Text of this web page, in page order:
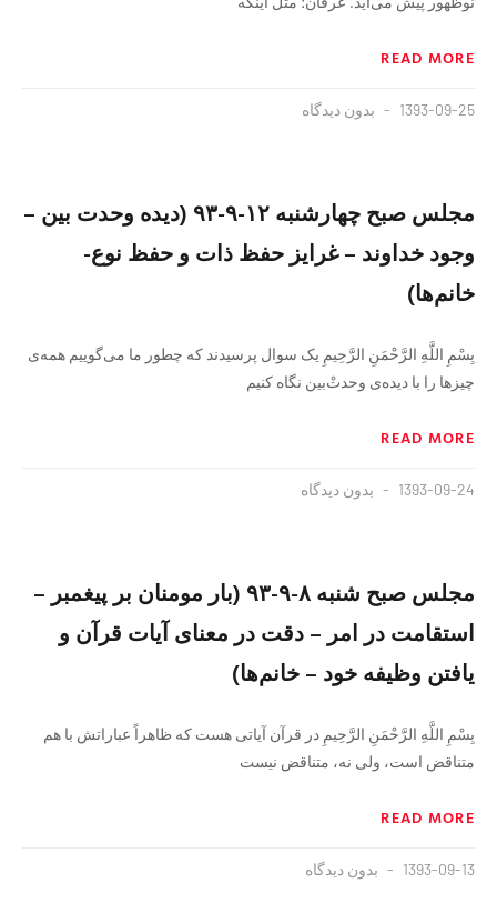
READ MORE
1393-09-25 بدون دیدگاه
مجلس صبح چهارشنبه ۱۲-۹-۹۳ (دیده وحدت بین –
وجود خداوند – غرایز حفظ ذات و حفظ نوع-
خانم‌ها)
بِسْمِ اللَّهِ الرَّحْمَنِ الرَّحِيمِ یک سوال پرسیدند که چطور ما می‌گوییم همه‌ی
چیزها را با دیده‌ی وحدت‌ْبین نگاه کنیم
READ MORE
1393-09-24 بدون دیدگاه
مجلس صبح شنبه ۸-۹-۹۳ (بار مومنان بر پیغمبر –
استقامت در امر – دقت در معنای آیات قرآن و
یافتن وظیفه خود – خانم‌ها)
بِسْمِ اللَّهِ الرَّحْمَنِ الرَّحِيمِ در قرآن آیاتی هست که ظاهراً عباراتش با هم
متناقض است، ولی نه، متناقض نیست
READ MORE
1393-09-13 بدون دیدگاه